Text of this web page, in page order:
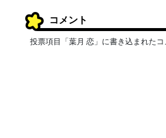
コメント
投票項目「葉月 恋」に書き込まれたコ